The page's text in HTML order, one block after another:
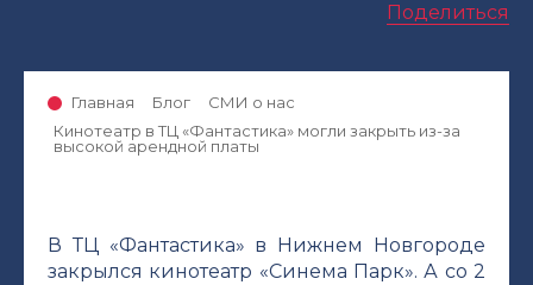
Поделиться
Главная Блог
СМИ о нас
Кинотеатр в ТЦ «Фантастика» могли закрыть из-за
высокой арендной платы
В ТЦ «Фантастика» в Нижнем Новгороде
закрылся кинотеатр «Синема Парк». А со 2